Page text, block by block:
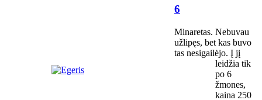
6
Minaretas. Nebuvau
užlipęs, bet kas buvo
tas nesigailėjo. Į jį
leidžia tik
po 6
žmones,
kaina 250